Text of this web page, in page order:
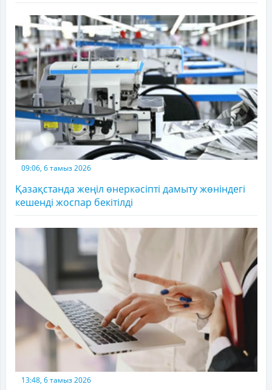
09:06, 6 тамыз 2026
Қазақстанда жеңіл өнеркәсіпті дамыту жөніндегі
кешенді жоспар бекітілді
13:48, 6 тамыз 2026